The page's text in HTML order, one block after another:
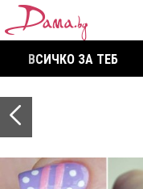
ВСИЧКО ЗА ТЕБ